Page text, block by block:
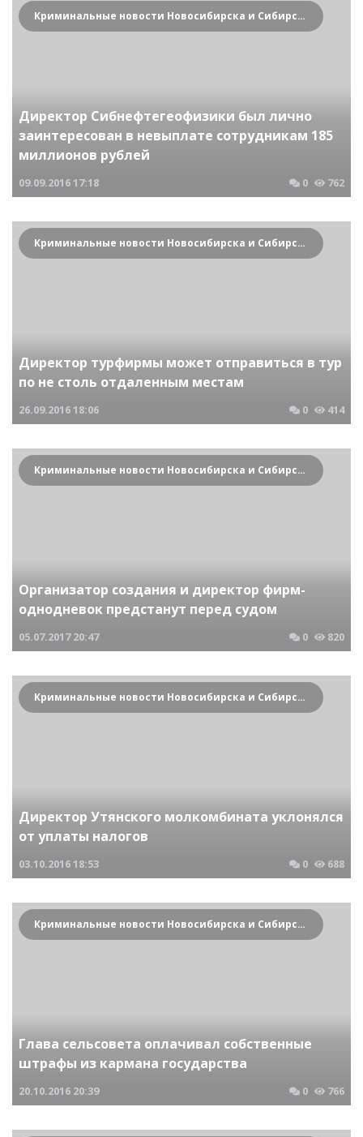
Криминальные новости Новосибирска и Сибирского региона
Директор Сибнефтегеофизики был лично
заинтересован в невыплате сотрудникам 185
миллионов рублей
09.09.201617:18 0 762
Криминальные новости Новосибирска и Сибирского региона
Директор турфирмы может отправиться в тур
по не столь отдаленным местам
26.09.201618:06 0 414
Криминальные новости Новосибирска и Сибирского региона
Организатор создания и директор фирм-
однодневок предстанут перед судом
05.07.2017 20:47 0 820
Криминальные новости Новосибирска и Сибирского региона
Директор Утянского молкомбината уклонялся
от уплаты налогов
03.10.201618:53 0 688
Криминальные новости Новосибирска и Сибирского региона
Глава сельсовета оплачивал собственные
штрафы из кармана государства
20.10.2016 20:39 0 766